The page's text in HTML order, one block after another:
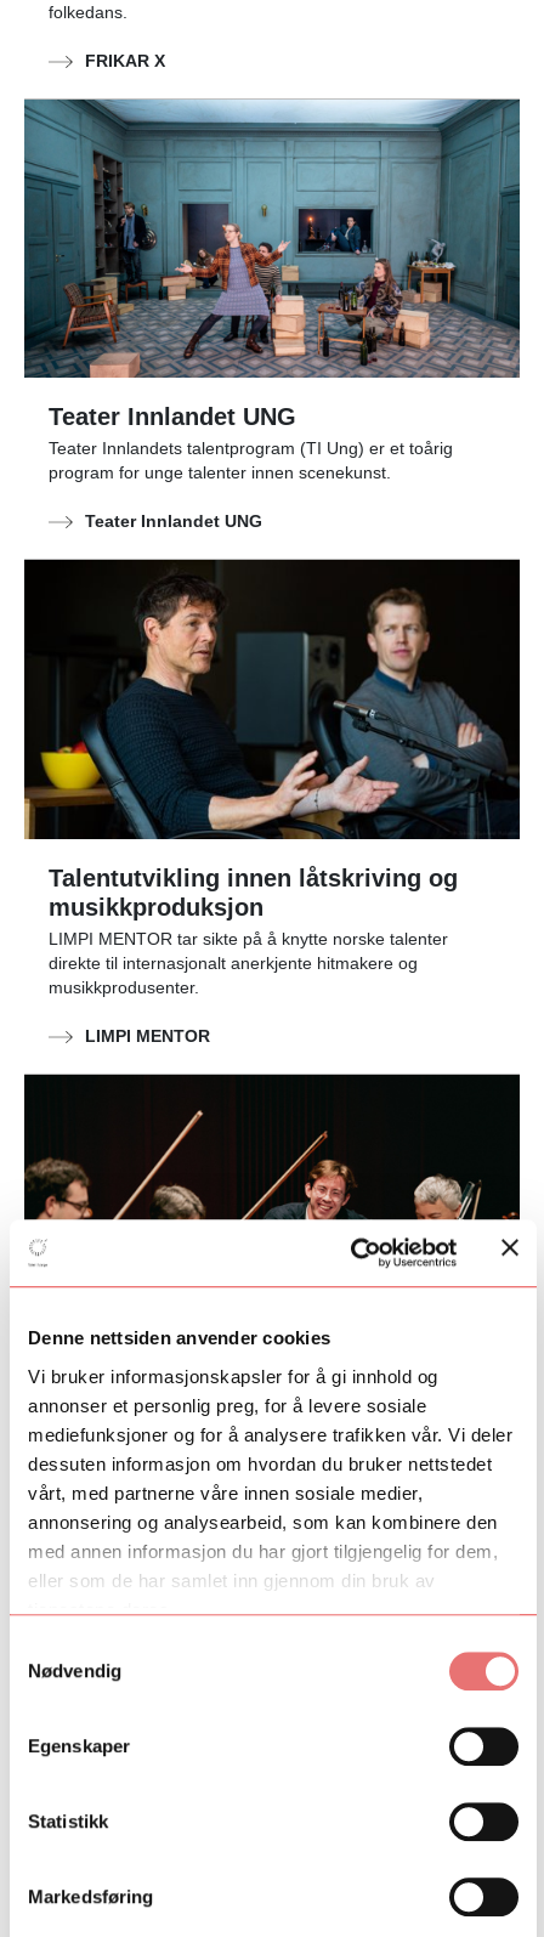
Denne nettsiden anvender cookies
Vi bruker informasjonskapsler for å gi innhold og
annonser et personlig preg, for å levere sosiale
mediefunksjoner og for å analysere trafikken vår. Vi deler
dessuten informasjon om hvordan du bruker nettstedet
vårt, med partnerne våre innen sosiale medier,
annonsering og analysearbeid, som kan kombinere den
med annen informasjon du har gjort tilgjengelig for dem,
eller som de har samlet inn gjennom din bruk av
tjenestene deres.
Nødvendig
Egenskaper
Statistikk
Markedsføring
folkedans.
FRIKAR X
Teater Innlandet UNG
Teater Innlandets talentprogram (TI Ung) er et toårig
program for unge talenter innen scenekunst.
Teater Innlandet UNG
Talentutvikling innen låtskriving og
musikkproduksjon
LIMPI MENTOR tar sikte på å knytte norske talenter
direkte til internasjonalt anerkjente hitmakere og
musikkprodusenter.
LIMPI MENTOR
Papillon er Valdres sommersymfoni’s talentprogram for
musikkstudenter på vei inn i det profesjonelle musikklivet,
med fokus på mestermøter og erfaringsutveksling med
etablerte musikere.
Papillon
12. mai 2025